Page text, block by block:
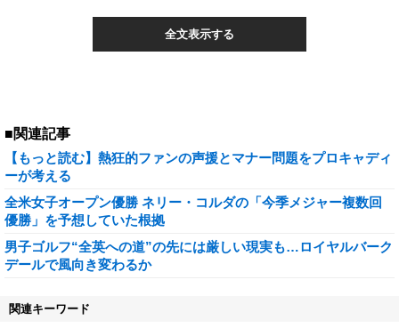
全文表示する
■関連記事
【もっと読む】熱狂的ファンの声援とマナー問題をプロキャディ
ーが考える
全米女子オープン優勝 ネリー・コルダの「今季メジャー複数回
優勝」を予想していた根拠
男子ゴルフ“全英への道”の先には厳しい現実も…ロイヤルバーク
デールで風向き変わるか
関連キーワード